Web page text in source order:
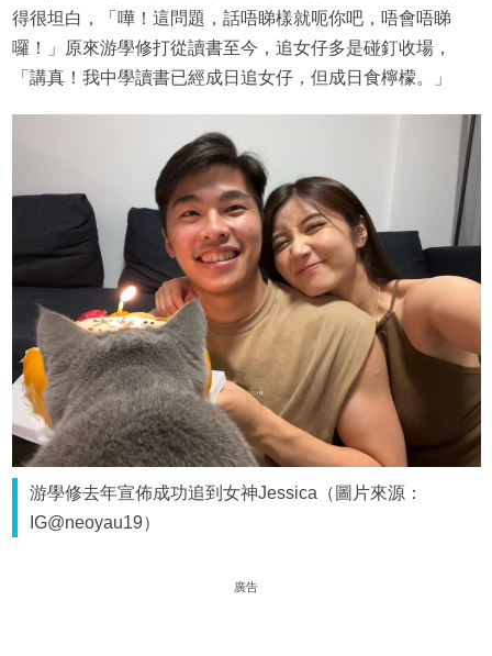
得很坦白，「嘩！這問題，話唔睇樣就呃你吧，唔會唔睇
囉！」原來游學修打從讀書至今，追女仔多是碰釘收場，
「講真！我中學讀書已經成日追女仔，但成日食檸檬。」
游學修去年宣佈成功追到女神Jessica（圖片來源：
IG@neoyau19）
廣告